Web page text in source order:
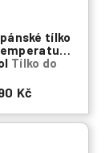
tílko
Tílko do
Kč